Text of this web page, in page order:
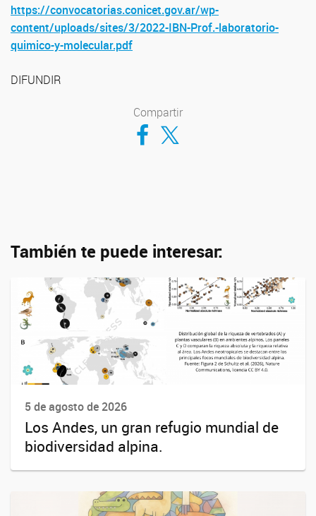
https://convocatorias.conicet.gov.ar/wp-
content/uploads/sites/3/2022-IBN-Prof.-laboratorio-
quimico-y-molecular.pdf
DIFUNDIR
Compartir
Compartir en Facebook
Compartir en Twitter
También te puede interesar:
5 de agosto de 2026
Los Andes, un gran refugio mundial de
biodiversidad alpina.